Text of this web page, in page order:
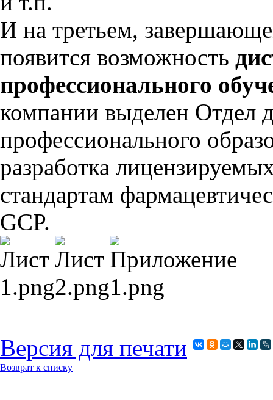
И на третьем,
появится возможность
профессионального
компании выделен Отдел
профессионального
разработка
стандартам
GCP.
Версия для печати
Возврат к списку